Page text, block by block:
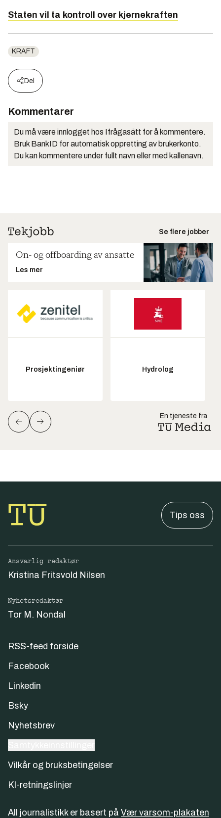
Staten vil ta kontroll over kjernekraften
KRAFT
Del
Kommentarer
Du må være innlogget hos Ifrågasätt for å kommentere.
Bruk BankID for automatisk oppretting av brukerkonto.
Du kan kommentere under fullt navn eller med kallenavn.
Se flere jobber
On- og offboarding av ansatte
Les mer
Prosjektingeniør Hydrolog
En tjeneste fra
Tips oss
Ansvarlig redaktør
Kristina Fritsvold Nilsen
Nyhetsredaktør
Tor M. Nondal
RSS-feed forside
Facebook
Linkedin
Bsky
Nyhetsbrev
Vilkår og bruksbetingelser
KI-retningslinjer
All journalistikk er basert på Vær varsom-plakaten